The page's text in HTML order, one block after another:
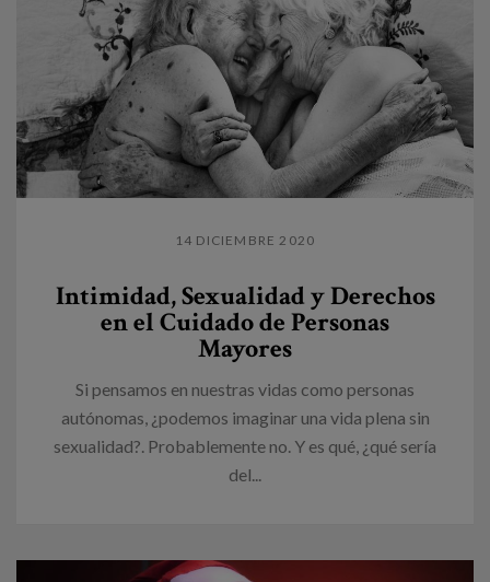
14 DICIEMBRE 2020
Intimidad, Sexualidad y Derechos
en el Cuidado de Personas
Mayores
Si pensamos en nuestras vidas como personas
autónomas, ¿podemos imaginar una vida plena sin
sexualidad?. Probablemente no. Y es qué, ¿qué sería
del...